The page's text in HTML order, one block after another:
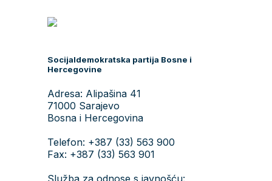
Socijaldemokratska partija Bosne i
Hercegovine
Adresa: Alipašina 41
71000 Sarajevo
Bosna i Hercegovina
Telefon: +387 (33) 563 900
Fax: +387 (33) 563 901